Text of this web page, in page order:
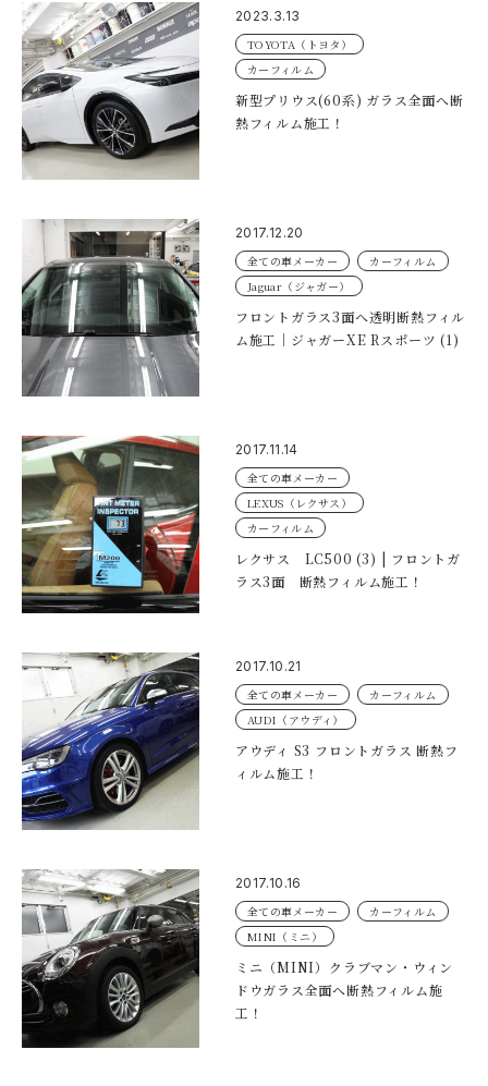
2023.3.13
TOYOTA（トヨタ）
カーフィルム
新型プリウス(60系) ガラス全面へ断
熱フィルム施工！
2017.12.20
全ての車メーカー
カーフィルム
Jaguar（ジャガー）
フロントガラス3面へ透明断熱フィル
ム施工｜ジャガーXE Rスポーツ (1)
2017.11.14
全ての車メーカー
LEXUS（レクサス）
カーフィルム
レクサス LC500 (3) | フロントガ
ラス3面 断熱フィルム施工！
2017.10.21
全ての車メーカー
カーフィルム
AUDI（アウディ）
アウディ S3 フロントガラス 断熱フ
ィルム施工！
2017.10.16
全ての車メーカー
カーフィルム
MINI（ミニ）
ミニ（MINI）クラブマン・ウィン
ドウガラス全面へ断熱フィルム施
工！